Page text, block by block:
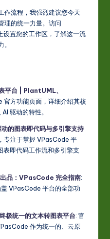
作流程，我强烈建议您今天
理的统一力量。访问
置您的工作区，了解这一流
平台 | PlantUML、
官方功能页面，详细介绍其核
驱动的特性。
的图表即代码与多引擎支持
专注于掌握 VPasCode 平
表即代码工作流和多引擎支
品：VPasCode 完全指南:
VPasCode 平台的全部功
极统一的文本转图表平台: 官
作为统一的、云原